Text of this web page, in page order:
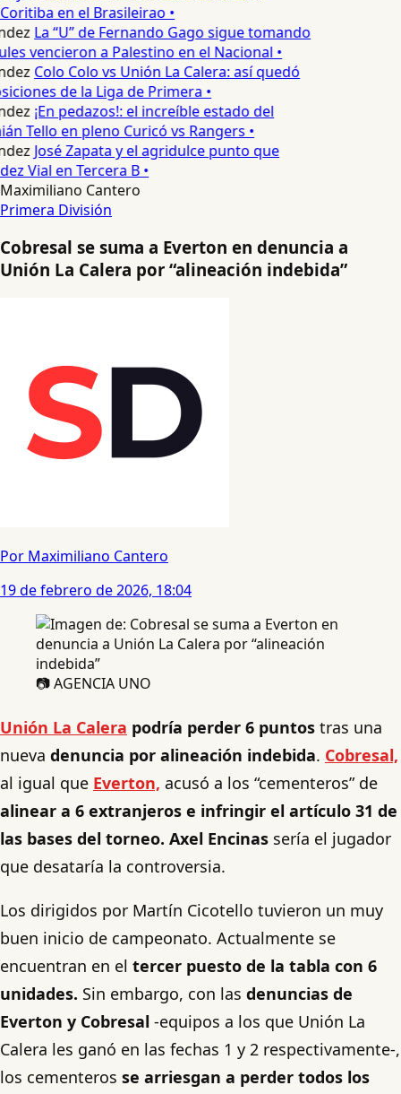
en el Brasileirao •
La “U” de Fernando Gago sigue tomando
vencieron a Palestino en el Nacional •
Colo Colo vs Unión La Calera: así quedó
de la Liga de Primera •
¡En pedazos!: el increíble estado del
Tello en pleno Curicó vs Rangers •
José Zapata y el agridulce punto que
Vial en Tercera B •
Maximiliano Cantero
Primera División
Cobresal se suma a Everton en denuncia a
Unión La Calera por “alineación indebida”
Por Maximiliano Cantero
19 de febrero de 2026, 18:04
📷 AGENCIA UNO
Unión La Calera podría perder 6 puntos tras una
nueva denuncia por alineación indebida. Cobresal,
al igual que Everton, acusó a los “cementeros” de
alinear a 6 extranjeros e infringir el artículo 31 de
las bases del torneo. Axel Encinas sería el jugador
que desataría la controversia.
Los dirigidos por Martín Cicotello tuvieron un muy
buen inicio de campeonato. Actualmente se
encuentran en el tercer puesto de la tabla con 6
unidades. Sin embargo, con las denuncias de
Everton y Cobresal -equipos a los que Unión La
Calera les ganó en las fechas 1 y 2 respectivamente-,
los cementeros se arriesgan a perder todos los